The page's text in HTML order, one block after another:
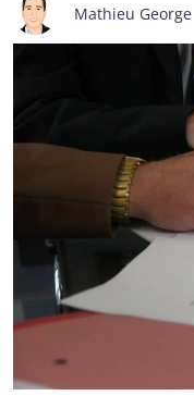
Mathieu George